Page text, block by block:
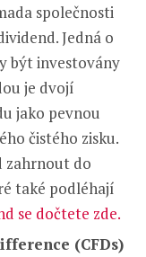
společnosti
Jedná o
být investovány
je dvojí
jako pevnou
čistého zisku.
zahrnout do
také podléhají
se dočtete zde.
(CFDs)